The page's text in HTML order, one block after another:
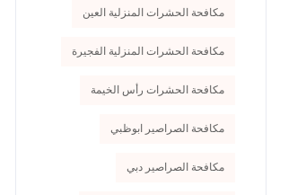
مكافحة الحشرات المنزلية العين
مكافحة الحشرات المنزلية الفجيرة
مكافحة الحشرات رأس الخيمة
مكافحة الصراصير ابوظبي
مكافحة الصراصير دبي